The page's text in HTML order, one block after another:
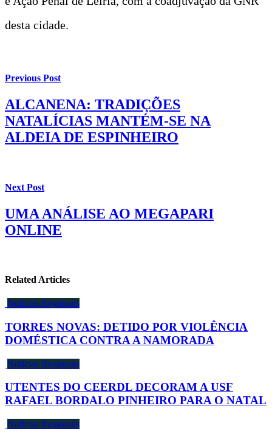
desta cidade.
Previous Post
ALCANENA: TRADIÇÕES
NATALÍCIAS MANTÉM-SE NA
ALDEIA DE ESPINHEIRO
Next Post
UMA ANÁLISE AO MEGAPARI
ONLINE
Related Articles
Notícias Regionais
TORRES NOVAS: DETIDO POR VIOLÊNCIA
DOMÉSTICA CONTRA A NAMORADA
Notícias Regionais
UTENTES DO CEERDL DECORAM A USF
RAFAEL BORDALO PINHEIRO PARA O NATAL
Notícias Regionais